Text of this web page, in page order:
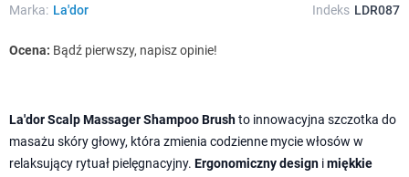
Marka: La'dor Indeks LDR087
Ocena: Bądź pierwszy, napisz opinie!
La'dor Scalp Massager Shampoo Brushto innowacyjna szczotka do
masażu skóry głowy, która zmienia codzienne mycie włosów w
relaksujący rytuał pielęgnacyjny. Ergonomiczny design imiękkie